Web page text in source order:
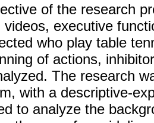
of the research
videos, executive
who play table
of actions,
The research
with a descriptive-
to analyze the